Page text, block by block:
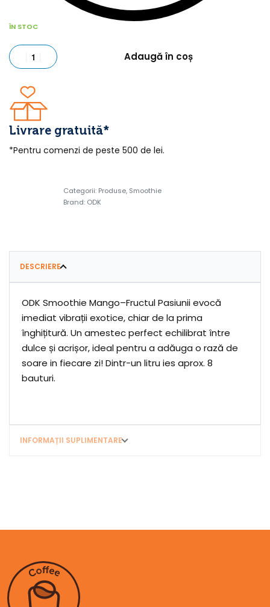
ÎN STOC
Adaugă în coș
Livrare gratuită*
*Pentru comenzi de peste 500 de lei.
Categorii: Produse, Smoothie
Brand: ODK
DESCRIERE
ODK Smoothie Mango–Fructul Pasiunii evocă
imediat vibrații exotice, chiar de la prima
înghițitură. Un amestec perfect echilibrat între
dulce și acrișor, ideal pentru a adăuga o rază de
soare in fiecare zi! Dintr-un litru ies aprox. 8
bauturi.
INFORMAȚII SUPLIMENTARE